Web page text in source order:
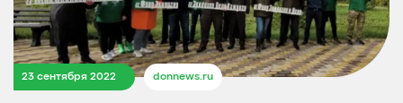
23 сентября 2022 donnews.ru